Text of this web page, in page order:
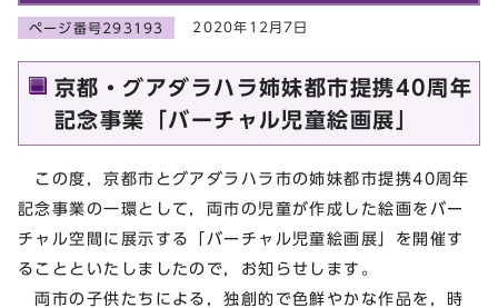
ページ番号293193 2020年12月7日
京都・グアダラハラ姉妹都市提携40周年
記念事業「バーチャル児童絵画展」
この度，京都市とグアダラハラ市の姉妹都市提携40周年
記念事業の一環として，両市の児童が作成した絵画をバー
チャル空間に展示する「バーチャル児童絵画展」を開催す
ることといたしましたので，お知らせします。
両市の子供たちによる，独創的で色鮮やかな作品を，時